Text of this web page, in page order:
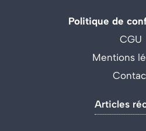
Politique de
CGU
Mentions
Articles